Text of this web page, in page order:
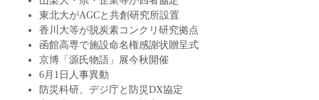
東北大がAGCと共創研究所設置
香川大等が脱炭素コンクリ研究拠点
函館高専で施設命名権感謝状贈呈式
京博「源氏物語」展今秋開催
6月1日人事異動
防災科研、デジ庁と防災DX協定